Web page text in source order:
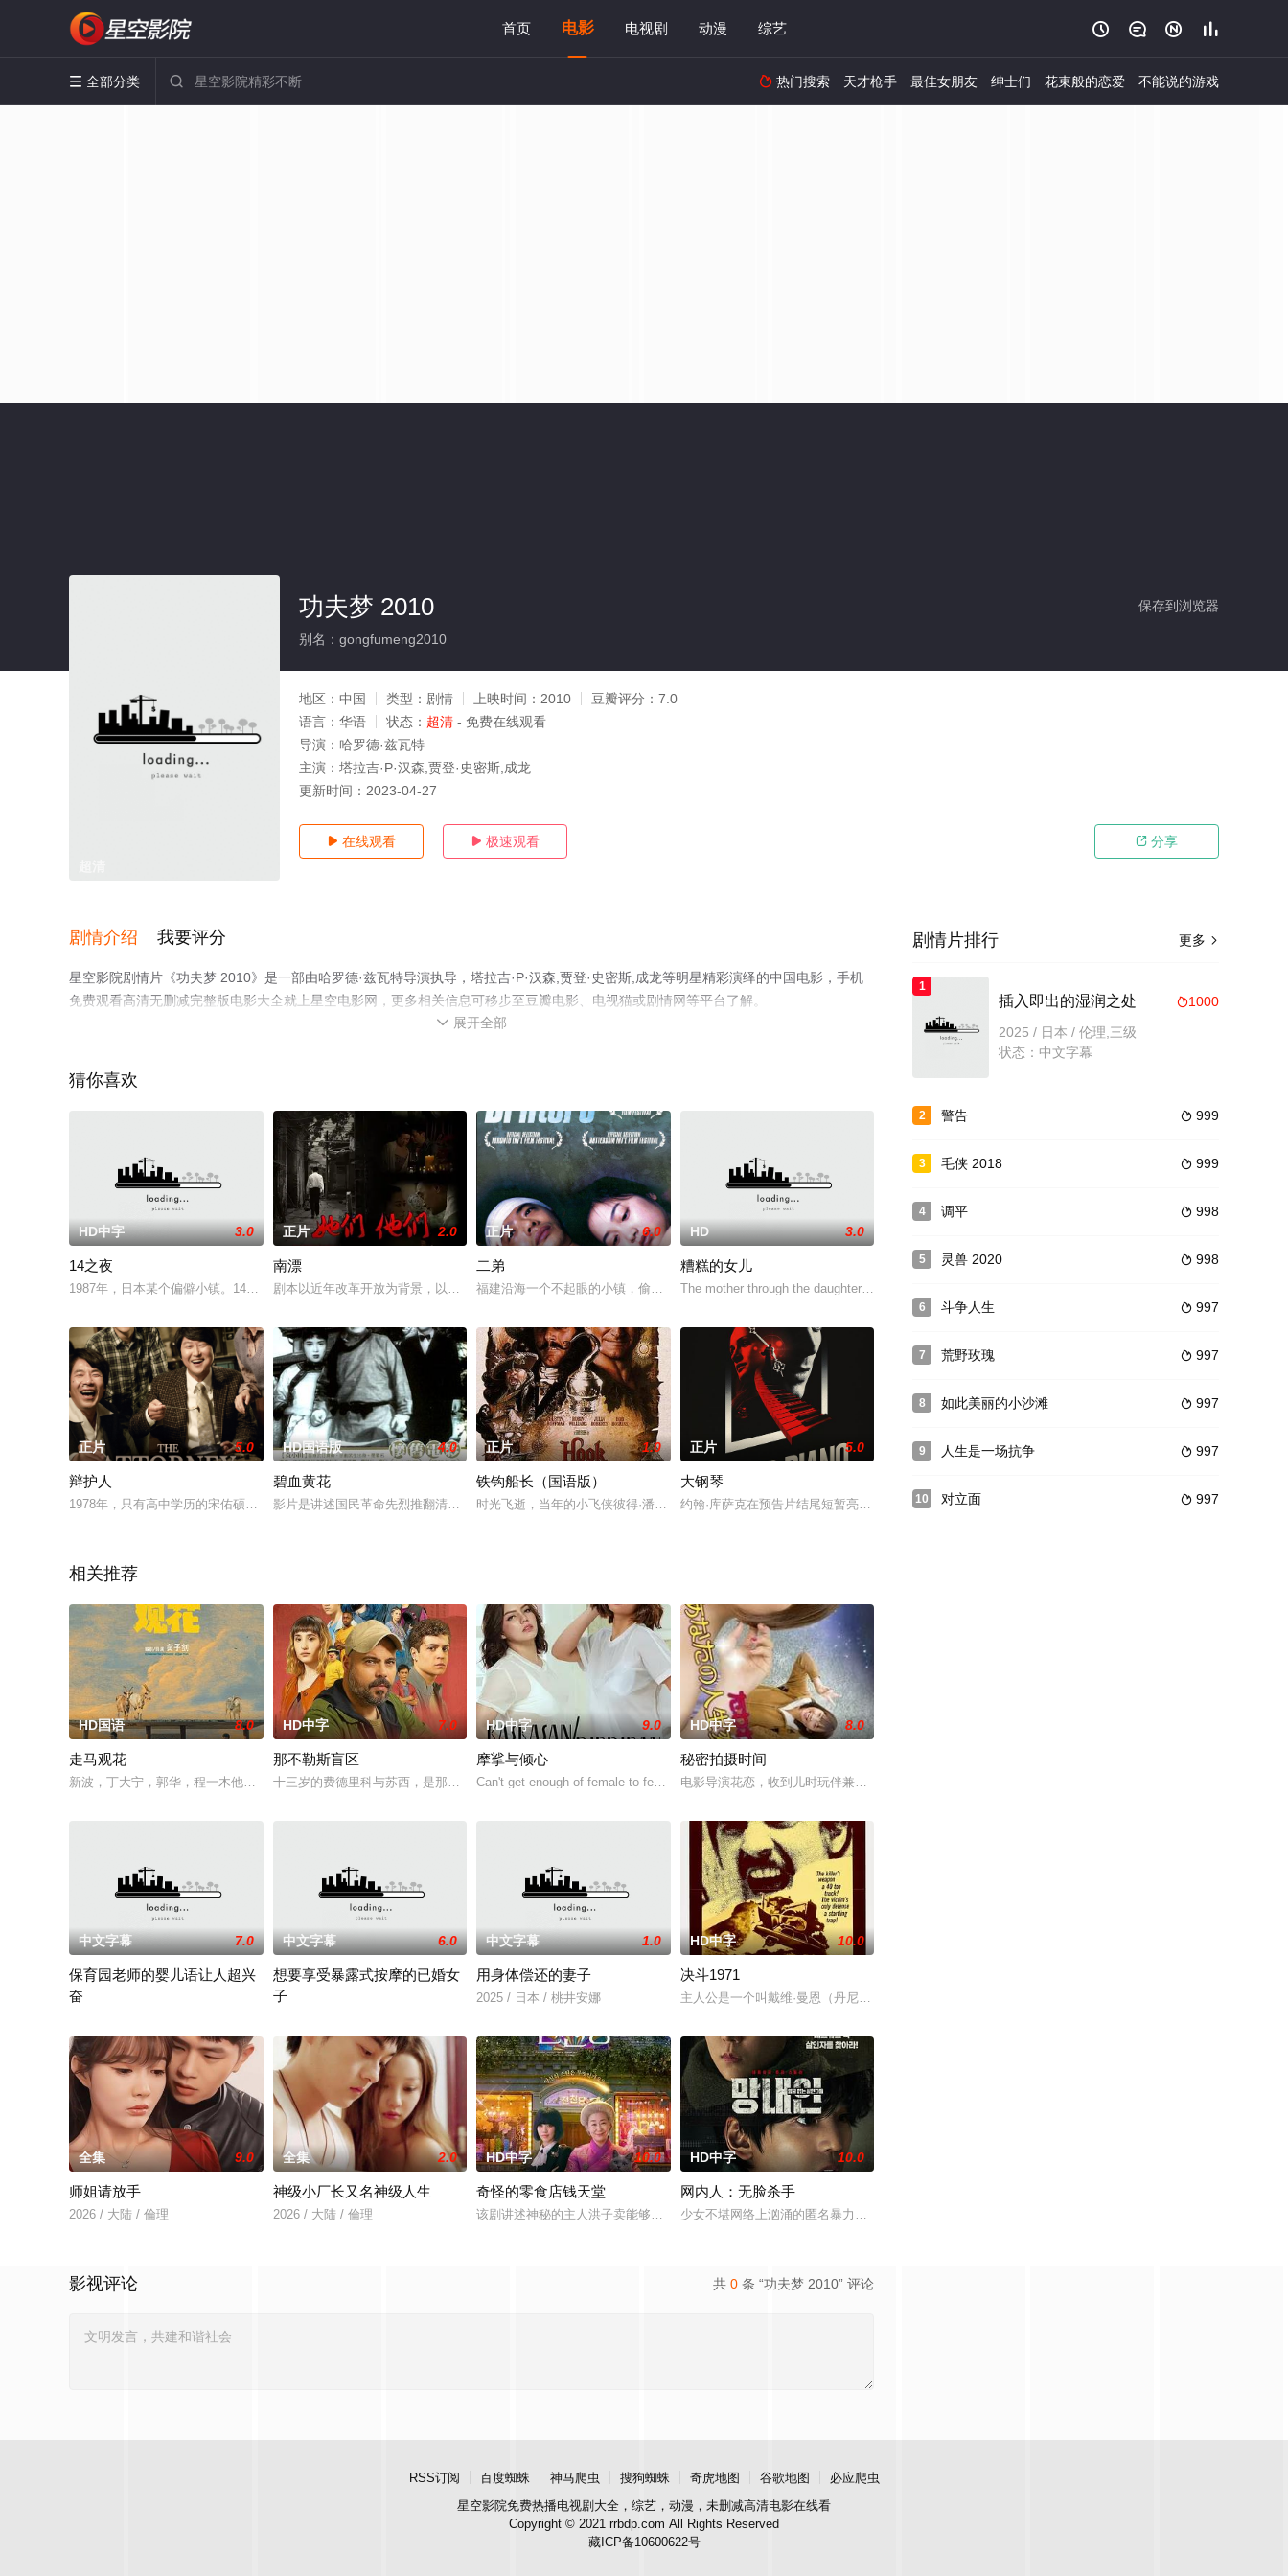
首页 电影 电视剧 动漫 综艺    
 全部分类   热门搜索 天才枪手 最佳女朋友 绅士们 花束般的恋爱 不能说的游戏
保存到浏览器
功夫梦 2010
别名：gongfumeng2010
地区： 中国 类型： 剧情 上映时间： 2010 豆瓣评分： 7.0
语言： 华语 状态： 超清 - 免费在线观看
导演： 哈罗德·兹瓦特
主演： 塔拉吉·P·汉森,贾登·史密斯,成龙
更新时间： 2023-04-27
 在线观看  极速观看  分享
剧情介绍 我要评分
星空影院剧情片《功夫梦 2010》是一部由哈罗德·兹瓦特导演执导，塔拉吉·P·汉森,贾登·史密斯,成龙等明星精彩演绎的中国电影，手机
免费观看高清无删减完整版电影大全就上星空电影网，更多相关信息可移步至豆瓣电影、电视猫或剧情网等平台了解。
 展开全部
猜你喜欢
HD中字 3.0
14之夜
1987年，日本某个偏僻小镇。14岁的初中生隆史（犬饲直纪 饰）过着枯燥无聊的每一天。老爸（光石研 饰）优柔寡断，又差劲又讨厌，漂亮的姐姐（门胁麦 饰
正片 2.0
南漂
剧本以近年改革开放为背景，以一个惊心动魄的故事以及各种人物关系和事业发展的纠结，反映时代的变化和人性的变迁。康嘉薇和陈珊是同一巷子长大的发小，陈珊出身
正片 6.0
二弟
福建沿海一个不起眼的小镇，偷渡之风屡禁不止。为了一圆美国发财梦，当地人倾家荡产，甚至为此丢掉性命。镇上名人二弟（段龙 饰）也曾是偷
HD 3.0
糟糕的女儿
The mother through the daughter's eyes - A family portrait blending int
正片 5.0
辩护人
1978年，只有高中学历的宋佑硕（宋康昊 饰）通过多年的艰苦努力，终于通过司法考试，并在成为法官后很快转行成为一名律师。他敏锐地从最新政策中嗅到商机，
HD国语版 4.0
碧血黄花
影片是讲述国民革命先烈推翻清王朝的革命历史题裁。历史教师向学生讲解青年节的来由。福建人林觉民（屠光启）离别结婚不久的爱妻，奔赴广州参加革命工作，广西人
正片 1.0
铁钩船长（国语版）
时光飞逝，当年的小飞侠彼得·潘（Robin Williams 罗宾·威廉姆斯 饰）已长大成人，成为一名出色能干的律师。他与儿时的女伴温蒂（玛吉·史密斯
正片 5.0
大钢琴
约翰·库萨克在预告片结尾短暂亮相，他正是那位隐藏在黑暗中，威胁钢琴家生命安全的凶手，库萨克与伊利
相关推荐
HD国语 8.0
走马观花
新波，丁大宁，郭华，程一木他们毕业于同一所大学。他们和很多年轻人一样，自以为是，敏感错弱，没有被认可的才华。他们来自不同的地方，却有一个共同的愿望“出
HD中字 7.0
那不勒斯盲区
十三岁的费德里科与苏西，是那不勒斯两大死敌大佬的后代。突然间生活变成了一场绝望的狂飙，彻底脱离掌控并彻底改变了命运。但在这里他们也将迎来一个盲区，那是
HD中字 9.0
摩挲与倾心
Can't get enough of female to female action in "Kiss/Kiss"? Here'
HD中字 8.0
秘密拍摄时间
电影导演花恋，收到儿时玩伴兼名导须藤的墨西哥拍片邀约。她惊喜之余却感到不安，态度犹豫。这让曾被
中文字幕 7.0
保育园老师的婴儿语让人超兴
奋
中文字幕 6.0
想要享受暴露式按摩的已婚女
子
中文字幕 1.0
用身体偿还的妻子
2025 / 日本 / 桃井安娜
HD中字 10.0
决斗1971
主人公是一个叫戴维·曼恩（丹尼斯·韦弗 Dennis Weaver 饰）的中年男人，这天他在空无一人的州际公路上独
全集 9.0
师姐请放手
2026 / 大陆 / 倫理
全集 2.0
神级小厂长又名神级人生
2026 / 大陆 / 倫理
HD中字 10.0
奇怪的零食店钱天堂
该剧讲述神秘的主人洪子卖能够实现人们愿望的神秘零食，以及人们来到那里展开一段魔法般的故事。
HD中字 10.0
网内人：无脸杀手
少女不堪网络上汹涌的匿名暴力，选择结束年轻的生命。悲愤的家属委托私家侦探追查真相，誓要找出躲在
共 0 条 “功夫梦 2010” 评论
影视评论
更多 
剧情片排行
1
1000
插入即出的湿润之处
2025 / 日本 / 伦理,三级
状态：中文字幕
2  999
警告
3  999
毛侠 2018
4  998
调平
5  998
灵兽 2020
6  997
斗争人生
7  997
荒野玫瑰
8  997
如此美丽的小沙滩
9  997
人生是一场抗争
10  997
对立面
RSS订阅 百度蜘蛛 神马爬虫 搜狗蜘蛛 奇虎地图 谷歌地图
必应爬虫
星空影院免费热播电视剧大全，综艺，动漫，未删减高清电影在线看
Copyright © 2021 rrbdp.com All Rights Reserved
藏ICP备10600622号